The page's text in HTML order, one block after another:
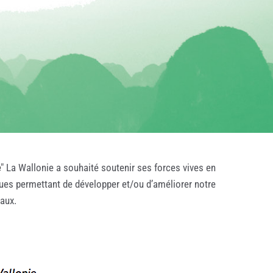
" La Wallonie a souhaité soutenir ses forces vives en
permettant de développer et/ou d’améliorer notre